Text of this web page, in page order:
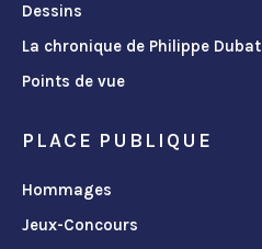
Dessins
La chronique de Philippe
Points de vue
PLACE PUBLIQUE
Hommages
Jeux-Concours